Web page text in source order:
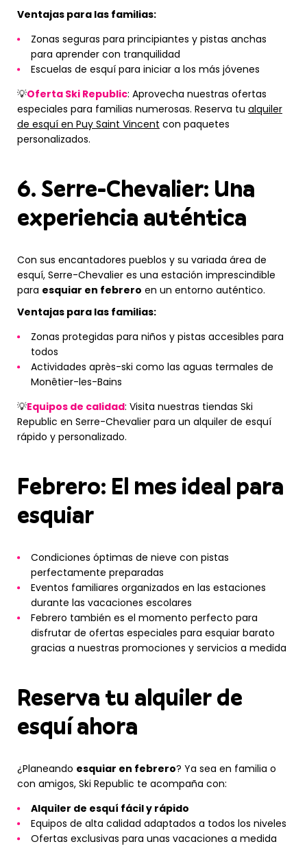
Ventajas para las familias:
Zonas seguras para principiantes y pistas anchas
para aprender con tranquilidad
Escuelas de esquí para iniciar a los más jóvenes
💡Oferta Ski Republic: Aprovecha nuestras ofertas
especiales para familias numerosas. Reserva tu alquiler
de esquí en Puy Saint Vincent con paquetes
personalizados.
6. Serre-Chevalier: Una
experiencia auténtica
Con sus encantadores pueblos y su variada área de
esquí, Serre-Chevalier es una estación imprescindible
para esquiar en febrero en un entorno auténtico.
Ventajas para las familias:
Zonas protegidas para niños y pistas accesibles para
todos
Actividades après-ski como las aguas termales de
Monêtier-les-Bains
💡Equipos de calidad: Visita nuestras tiendas Ski
Republic en Serre-Chevalier para un alquiler de esquí
rápido y personalizado.
Febrero: El mes ideal para
esquiar
Condiciones óptimas de nieve con pistas
perfectamente preparadas
Eventos familiares organizados en las estaciones
durante las vacaciones escolares
Febrero también es el momento perfecto para
disfrutar de ofertas especiales para esquiar barato
gracias a nuestras promociones y servicios a medida
Reserva tu alquiler de
esquí ahora
¿Planeando esquiar en febrero? Ya sea en familia o
con amigos, Ski Republic te acompaña con:
Alquiler de esquí fácil y rápido
Equipos de alta calidad adaptados a todos los niveles
Ofertas exclusivas para unas vacaciones a medida